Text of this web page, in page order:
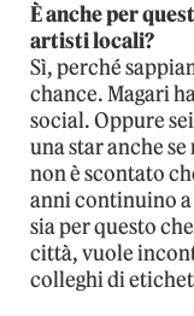
È anche per
artisti locali?
Sì, perché
chance. Magari
social. Oppure
una star anche
non è scontato
anni continuino a
sia per questo
città, vuole
colleghi di